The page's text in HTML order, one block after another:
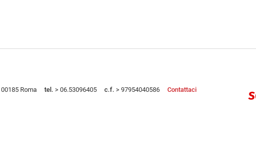
Roma tel. > 06.53096405 c.f. > 97954040586 Contattaci